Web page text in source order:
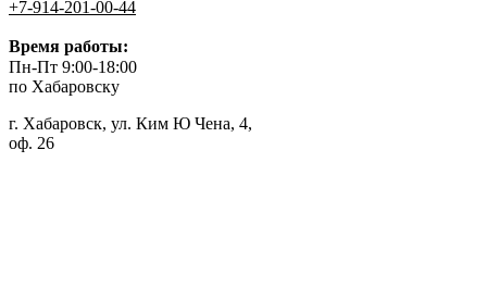
+7-914-201-00-44
Время работы:
Пн-Пт 9:00-18:00
по Хабаровску
г. Хабаровск, ул. Ким Ю Чена, 4,
оф. 26